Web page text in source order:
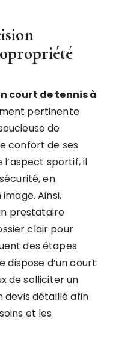
court de tennis à
pertinente
de
confort de ses
l’aspect sportif, il
en
Ainsi,
prestataire
clair pour
des étapes
dispose d’un court
de solliciter un
devis détaillé afin
et les